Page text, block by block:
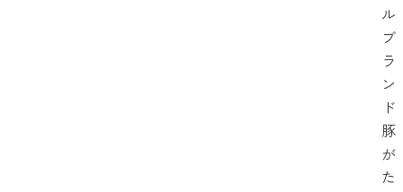
ル
ブ
ラ
ン
ド
豚
が
た